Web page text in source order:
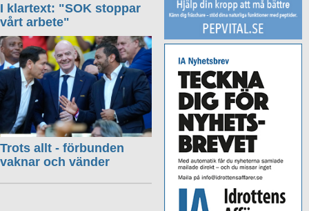
I klartext: "SOK stoppar
vårt arbete"
Trots allt - förbunden
vaknar och vänder